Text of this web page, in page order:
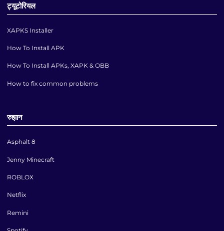
ट्यूटोरियल
XAPKS Installer
How To Install APK
How To Install APKs, XAPK & OBB
How to fix common problems
रुझान
Asphalt 8
Jenny Minecraft
ROBLOX
Netflix
Remini